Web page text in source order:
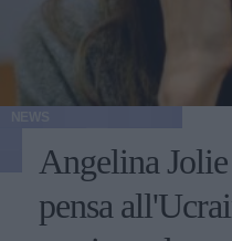
Angelina
pensa